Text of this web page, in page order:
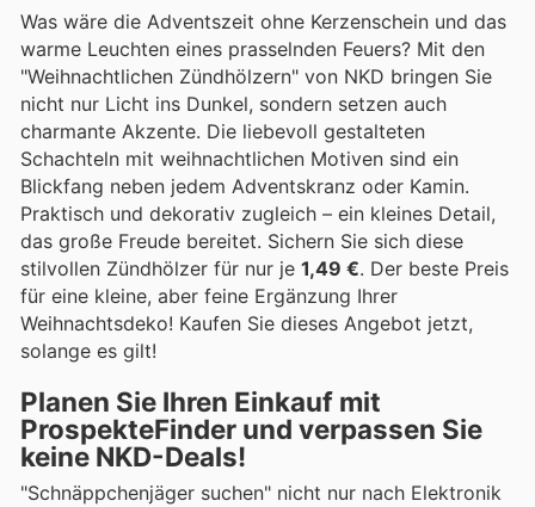
Was wäre die Adventszeit ohne Kerzenschein und das
warme Leuchten eines prasselnden Feuers? Mit den
"Weihnachtlichen Zündhölzern" von NKD bringen Sie
nicht nur Licht ins Dunkel, sondern setzen auch
charmante Akzente. Die liebevoll gestalteten
Schachteln mit weihnachtlichen Motiven sind ein
Blickfang neben jedem Adventskranz oder Kamin.
Praktisch und dekorativ zugleich – ein kleines Detail,
das große Freude bereitet. Sichern Sie sich diese
stilvollen Zündhölzer für nur je 1,49 €. Der beste Preis
für eine kleine, aber feine Ergänzung Ihrer
Weihnachtsdeko! Kaufen Sie dieses Angebot jetzt,
solange es gilt!
Planen Sie Ihren Einkauf mit
ProspekteFinder und verpassen Sie
keine NKD-Deals!
"Schnäppchenjäger suchen" nicht nur nach Elektronik